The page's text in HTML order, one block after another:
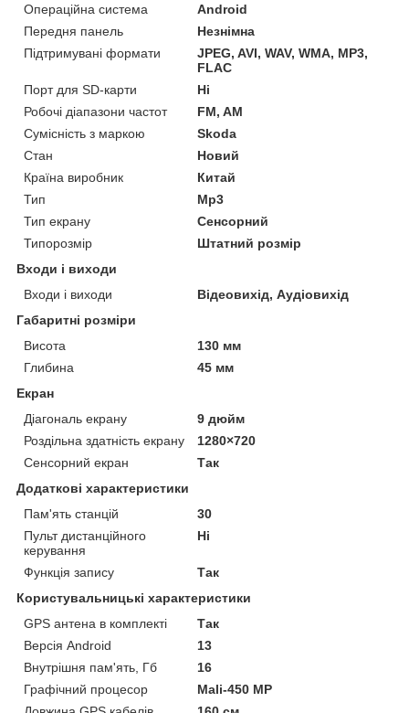
Операційна система
Android
Передня панель
Незнімна
Підтримувані формати
JPEG, AVI, WAV, WMA, MP3,
FLAC
Порт для SD-карти
Ні
Робочі діапазони частот
FM, AM
Сумісність з маркою
Skoda
Стан
Новий
Країна виробник
Китай
Тип
Mp3
Тип екрану
Сенсорний
Типорозмір
Штатний розмір
Входи і виходи
Входи і виходи
Відеовихід, Аудіовихід
Габаритні розміри
Висота
130 мм
Глибина
45 мм
Екран
Діагональ екрану
9 дюйм
Роздільна здатність екрану
1280×720
Сенсорний екран
Так
Додаткові характеристики
Пам'ять станцій
30
Пульт дистанційного
керування
Ні
Функція запису
Так
Користувальницькі характеристики
GPS антена в комплекті
Так
Версія Android
13
Внутрішня пам'ять, Гб
16
Графічний процесор
Mali-450 MP